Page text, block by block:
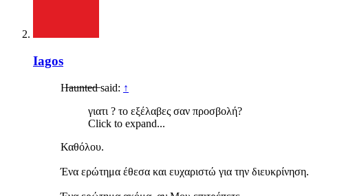
Iagos
H̶a̶u̶n̶t̶e̶d̶ said: ↑
γιατι ? το εξέλαβες σαν προσβολή?
Click to expand...
Καθόλου.
Ένα ερώτημα έθεσα και ευχαριστώ για την διευκρίνηση.